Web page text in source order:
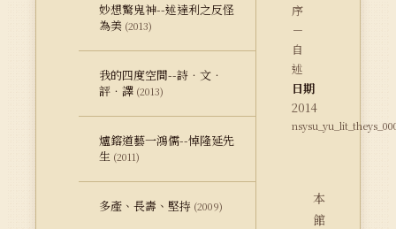
妙想驚鬼神--述達利之反怪
為美 (2013)
我的四度空間--詩．文．
評．譯 (2013)
爐鎔道藝一鴻儒--悼隆延先
生 (2011)
多產、長壽、堅持 (2009)
序
－
自
述
日期
2014
本
館